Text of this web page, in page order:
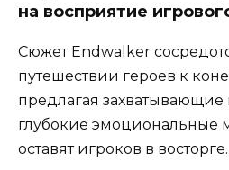
на восприятие
Сюжет Endwalker
путешествии героев к
предлагая
глубокие эмоциональные
оставят игроков в восторге.